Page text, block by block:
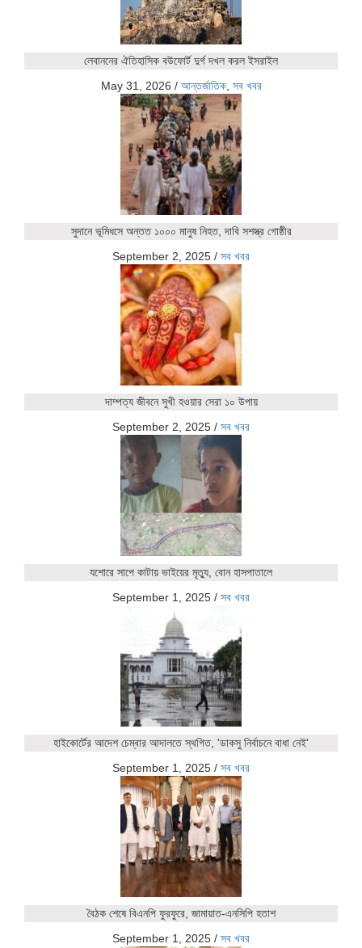
লেবাননের ঐতিহাসিক বউফোর্ট দুর্গ দখল করল ইসরাইল
May 31, 2026 / আন্তর্জাতিক, সব খবর
সুদানে ভূমিধসে অন্তত ১০০০ মানুষ নিহত, দাবি সশস্ত্র গোষ্ঠীর
September 2, 2025 / সব খবর
দাম্পত্য জীবনে সুখী হওয়ার সেরা ১০ উপায়
September 2, 2025 / সব খবর
যশোরে সাপে কাটায় ভাইয়ের মৃত্যু, বোন হাসপাতালে
September 1, 2025 / সব খবর
হাইকোর্টের আদেশ চেম্বার আদালতে স্থগিত, 'ডাকসু নির্বাচনে বাধা নেই'
September 1, 2025 / সব খবর
বৈঠক শেষে বিএনপি ফুরফুরে, জামায়াত-এনসিপি হতাশ
September 1, 2025 / সব খবর